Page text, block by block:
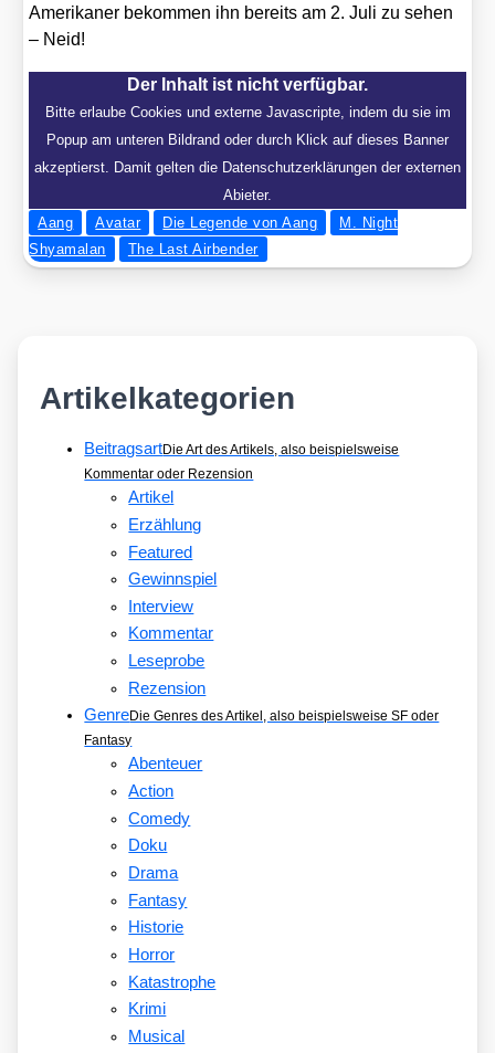
Ame­ri­ka­ner bekom­men ihn bereits am 2. Juli zu sehen
– Neid!
Der Inhalt ist nicht verfügbar.
Bitte erlaube Cookies und externe Javascripte, indem du sie im
Popup am unteren Bildrand oder durch Klick auf dieses Banner
akzeptierst. Damit gelten die Datenschutzerklärungen der externen
Abieter.
Aang
Avatar Die Legende von Aang
M. Night
Shyamalan
The Last Airbender
Artikelkategorien
BeitragsartDie Art des Artikels, also beispielsweise
Kommentar oder Rezension
Artikel
Erzählung
Featured
Gewinnspiel
Interview
Kommentar
Leseprobe
Rezension
GenreDie Genres des Artikel, also beispielsweise SF oder
Fantasy
Abenteuer
Action
Comedy
Doku
Drama
Fantasy
Historie
Horror
Katastrophe
Krimi
Musical